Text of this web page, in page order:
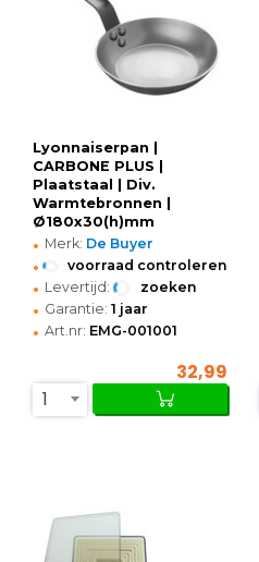
Lyonnaiserpan |
CARBONE PLUS |
Plaatstaal | Div.
Warmtebronnen |
Ø180x30(h)mm
• Merk: De Buyer
• voorraad controleren
• Levertijd: zoeken
• Garantie: 1 jaar
• Art.nr: EMG-001001
32,99
1